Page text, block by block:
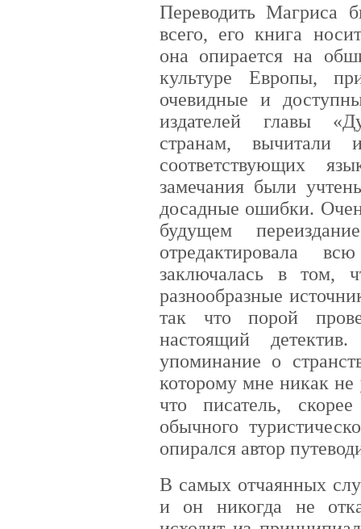
Переводить Магриса
всего, его книга
она опирается на
культуре Европы,
очевидные и
издателей главы
странам, вычитали
соответствующих
замечания были
досадные ошибки.
будущем
отредактировала
заключалась в том,
разнообразные
так что порой
настоящий
упоминание о
которому мне никак не
что писатель,
обычного
опирался автор
В самых отчаянных
и он никогда не